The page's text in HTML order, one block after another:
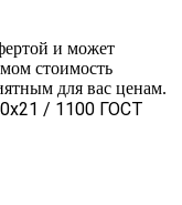
и может
стоимость
для вас ценам.
/ 1100 ГОСТ